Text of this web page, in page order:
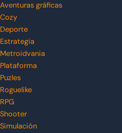
Aventuras gráficas
Cozy
Deporte
Estrategia
Metroidvania
Plataforma
Puzles
Roguelike
RPG
Shooter
Simulación